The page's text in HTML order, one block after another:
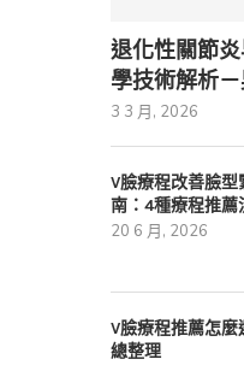
退化性關節
學技術解析
3 3 月, 2026
V臉療程改善臉型
南：4種療程推薦
20 6 月, 2026
V臉療程推薦怎
總整理